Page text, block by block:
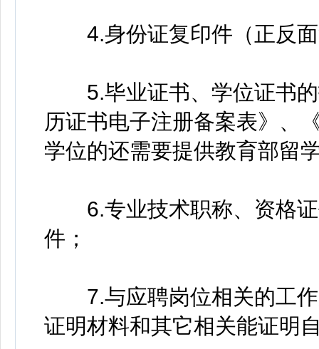
4.身份证复印件（正反面
5.毕业证书、学位证书的
历证书电子注册备案表》、
学位的还需要提供教育部留
6.专业技术职称、资格证
件；
7.与应聘岗位相关的工作
证明材料和其它相关能证明